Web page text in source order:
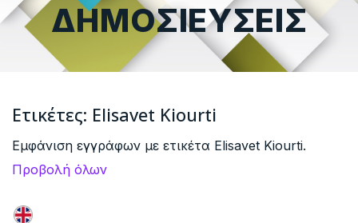
ΔΗΜΟΣΙΕΥΣΕΙΣ
Ετικέτες: Elisavet Kiourti
Εμφάνιση εγγράφων με ετικέτα Elisavet Kiourti.
Προβολή όλων